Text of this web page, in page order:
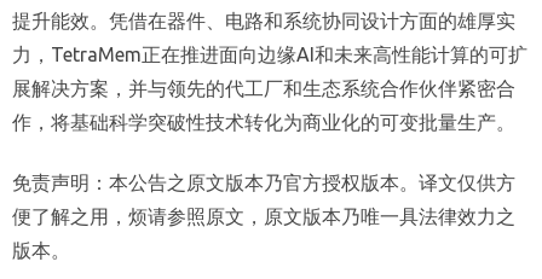
提升能效。凭借在器件、电路和系统协同设计方面的雄厚实
力，TetraMem正在推进面向边缘AI和未来高性能计算的可扩
展解决方案，并与领先的代工厂和生态系统合作伙伴紧密合
作，将基础科学突破性技术转化为商业化的可变批量生产。
免责声明：本公告之原文版本乃官方授权版本。译文仅供方
便了解之用，烦请参照原文，原文版本乃唯一具法律效力之
版本。